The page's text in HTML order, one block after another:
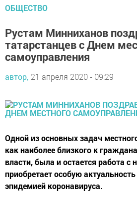
ОБЩЕСТВО
Рустам Минниханов
татарстанцев с Днем
самоуправления
автор, 21 апреля 2020 - 09:29
Одной из основных задач
как наиболее близкого к
власти, была и остается работа с
приобретает особую
эпидемией коронавируса.